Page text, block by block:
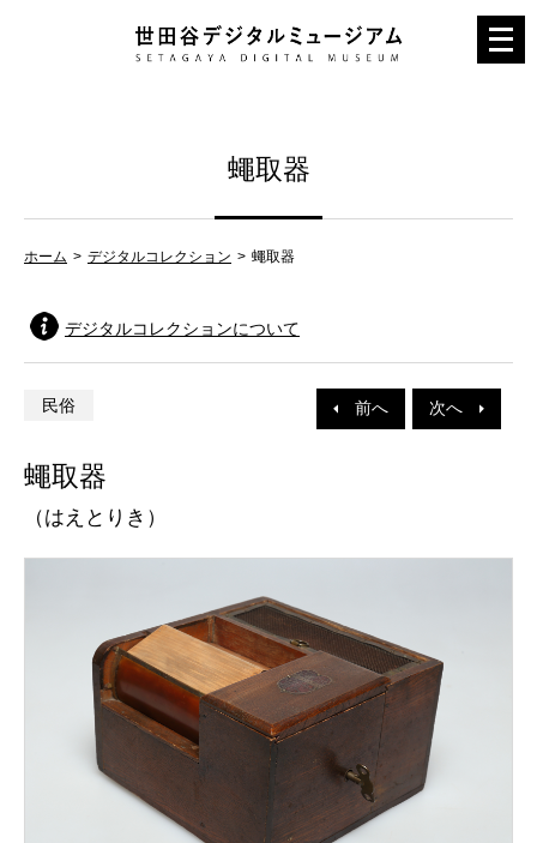
メ
ニ
蠅取器
ホーム デジタルコレクション 蠅取器
デジタルコレクションについて
前へ 次へ
民俗
蠅取器
（はえとりき）